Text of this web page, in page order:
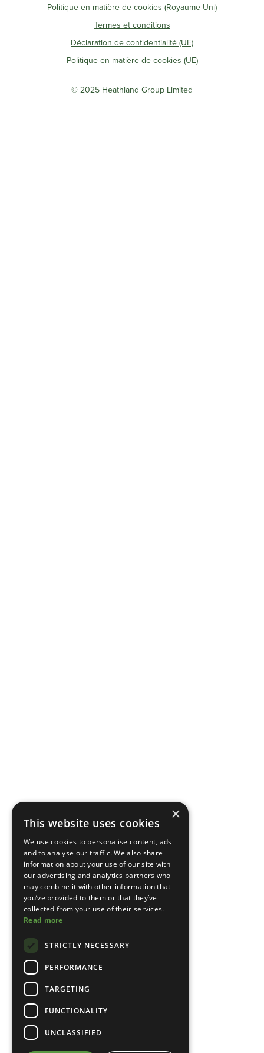
Politique en matière de cookies (Royaume-Uni)
Termes et conditions
Déclaration de confidentialité (UE)
Politique en matière de cookies (UE)
© 2025 Heathland Group Limited
×
This website uses cookies
We use cookies to personalise content, ads
and to analyse our traffic. We also share
information about your use of our site with
our advertising and analytics partners who
may combine it with other information that
you’ve provided to them or that they’ve
collected from your use of their services.
Read more
STRICTLY NECESSARY
PERFORMANCE
TARGETING
FUNCTIONALITY
UNCLASSIFIED